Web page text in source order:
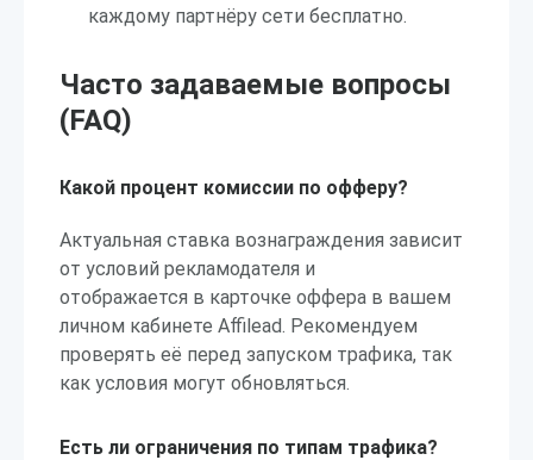
каждому партнёру сети бесплатно.
Часто задаваемые вопросы
(FAQ)
Какой процент комиссии по офферу?
Актуальная ставка вознаграждения зависит
от условий рекламодателя и
отображается в карточке оффера в вашем
личном кабинете Affilead. Рекомендуем
проверять её перед запуском трафика, так
как условия могут обновляться.
Есть ли ограничения по типам трафика?